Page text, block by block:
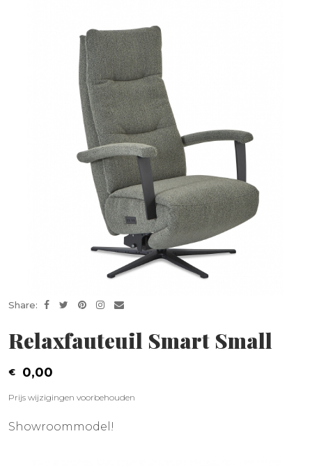
Share:
Relaxfauteuil Smart Small
0,00
Prijs wijzigingen voorbehouden
Showroommodel!